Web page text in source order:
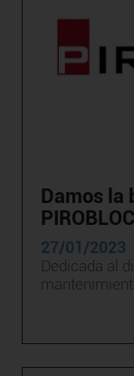
Damos la
27/01/2023
Dedicada al